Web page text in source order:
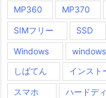
MP360 MP370
SIMフリー SSD
Windows
しばてん
インスト
スマホ ハードデ